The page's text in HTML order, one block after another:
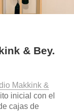
& Bey.
Makkink &
inicial con el
cajas de